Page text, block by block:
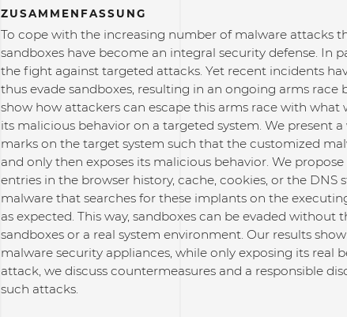
ZUSAMMENFASSUNG
To cope with the increasing number of malware attacks
sandboxes have become an integral security defense. In
the fight against targeted attacks. Yet recent incidents
thus evade sandboxes, resulting in an ongoing arms
show how attackers can escape this arms race with
its malicious behavior on a targeted system. We present
marks on the target system such that the customized
and only then exposes its malicious behavior. We
entries in the browser history, cache, cookies, or the
malware that searches for these implants on the
as expected. This way, sandboxes can be evaded
sandboxes or a real system environment. Our results
malware security appliances, while only exposing its real
attack, we discuss countermeasures and a responsible
such attacks.